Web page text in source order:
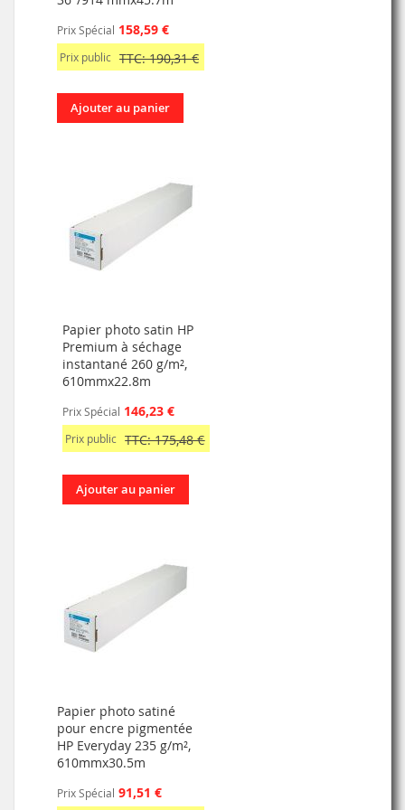
Prix Spécial 158,59 €
Prix public TTC: 190,31 €
Ajouter au panier
Papier photo satin HP
Premium à séchage
instantané 260 g/m²,
610mmx22.8m
Prix Spécial 146,23 €
Prix public TTC: 175,48 €
Ajouter au panier
Papier photo satiné
pour encre pigmentée
HP Everyday 235 g/m²,
610mmx30.5m
Prix Spécial 91,51 €